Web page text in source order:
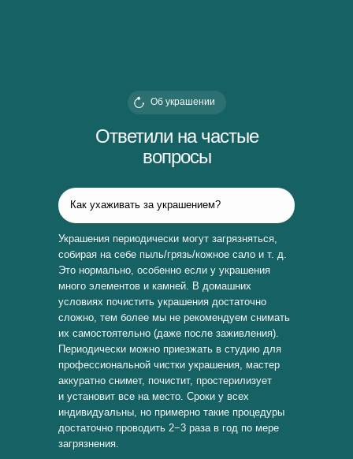
Ответили на частые
вопросы
Об украшении
Как ухаживать за украшением?
Украшения периодически могут загрязняться,
собирая на себе пыль/грязь/кожное сало и т. д.
Это нормально, особенно если у украшения
много элементов и камней. В домашних
условиях почистить украшения достаточно
сложно, тем более мы не рекомендуем снимать
их самостоятельно (даже после заживления).
Периодически можно приезжать в студию для
профессиональной чистки украшения, мастер
аккуратно снимет, почистит, простерилизует
и установит все на место. Сроки у всех
индивидуальны, но примерно такие процедуры
достаточно проводить 2−3 раза в год по мере
загрязнения.